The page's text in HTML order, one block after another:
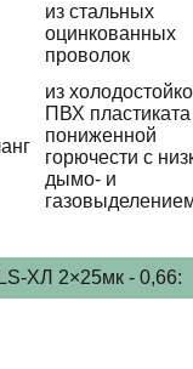
из стальных
оцинкованных
проволок
из
ПВХ пластиката
пониженной
горючести с
дымо- и
ХЛ 2×25мк - 0,66: